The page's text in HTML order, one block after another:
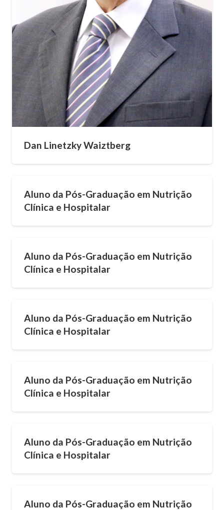
Dan Linetzky Waiztberg
Aluno da Pós-Graduação em Nutrição
Clínica e Hospitalar
Aluno da Pós-Graduação em Nutrição
Clínica e Hospitalar
Aluno da Pós-Graduação em Nutrição
Clínica e Hospitalar
Aluno da Pós-Graduação em Nutrição
Clínica e Hospitalar
Aluno da Pós-Graduação em Nutrição
Clínica e Hospitalar
Aluno da Pós-Graduação em Nutrição